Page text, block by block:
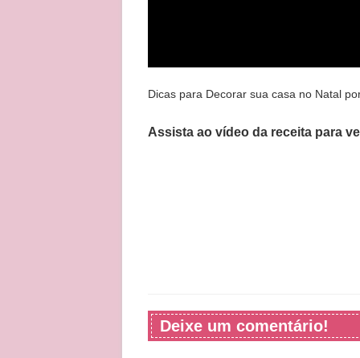
Dicas para Decorar sua casa no Natal
Assista ao vídeo da receita para
Deixe um comentário!